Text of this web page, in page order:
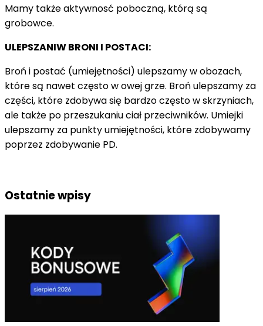
Mamy także aktywnosć poboczną, którą są
grobowce.
ULEPSZANIW BRONI I POSTACI:
Broń i postać (umiejętności) ulepszamy w obozach,
które są nawet często w owej grze. Broń ulepszamy za
części, które zdobywa się bardzo często w skrzyniach,
ale także po przeszukaniu ciał przeciwników. Umiejki
ulepszamy za punkty umiejętności, które zdobywamy
poprzez zdobywanie PD.
Ostatnie wpisy